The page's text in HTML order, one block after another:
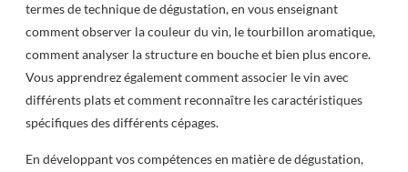
termes de technique de dégustation, en vous enseignant
comment observer la couleur du vin, le tourbillon aromatique,
comment analyser la structure en bouche et bien plus encore.
Vous apprendrez également comment associer le vin avec
différents plats et comment reconnaître les caractéristiques
spécifiques des différents cépages.
En développant vos compétences en matière de dégustation,